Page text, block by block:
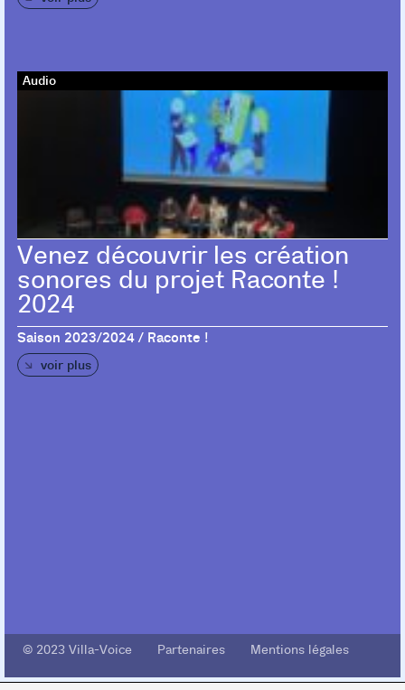
Audio
Venez découvrir les création
sonores du projet Raconte !
2024
Saison 2023/2024 / Raconte !
voir plus
© 2023 Villa-Voice Partenaires Mentions légales